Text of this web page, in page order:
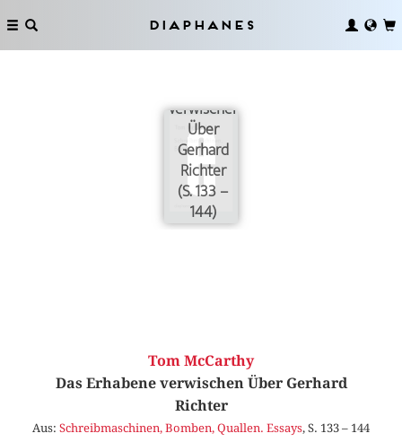
Diaphanes
verwischen
Über
Gerhard
Richter
(S. 133 –
144)
Tom McCarthy
Das Erhabene verwischen Über Gerhard
Richter
Aus: Schreibmaschinen, Bomben, Quallen. Essays, S. 133 – 144